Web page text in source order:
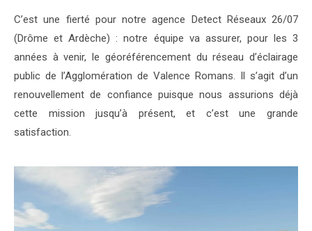
C’est une fierté pour notre agence Detect Réseaux 26/07
(Drôme et Ardèche) : notre équipe va assurer, pour les 3
années à venir, le géoréférencement du réseau d’éclairage
public de l’Agglomération de Valence Romans. Il s’agit d’un
renouvellement de confiance puisque nous assurions déjà
cette mission jusqu’à présent, et c’est une grande
satisfaction.